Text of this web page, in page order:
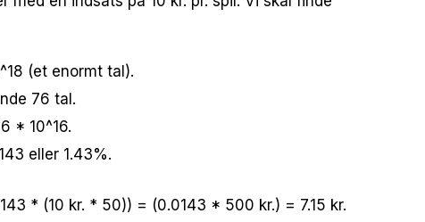
(et enormt tal).
76 tal.
* 10^16.
eller 1.43%.
* (10 kr. * 50)) = (0.0143 * 500 kr.) = 7.15 kr.